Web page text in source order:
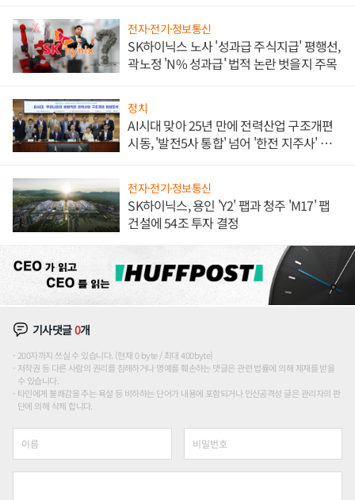
전자·전기·정보통신
SK하이닉스 노사 '성과급 주식지급' 평행선,
곽노정 'N% 성과급' 법적 논란 벗을지 주목
정치
AI시대 맞아 25년 만에 전력산업 구조개편
시동, '발전5사 통합' 넘어 '한전 지주사' 재편
전자·전기·정보통신
SK하이닉스, 용인 'Y2' 팹과 청주 'M17' 팹
건설에 54조 투자 결정
기사댓글0개
200자까지 쓰실 수 있습니다. (현재 0 byte / 최대 400byte)
저작권 등 다른 사람의 권리를 침해하거나 명예를 훼손하는 댓글은 관련 법률에 의해 제재를 받을
수 있습니다.
타인에게 불쾌감을 주는 욕설 등 비하하는 단어가 내용에 포함되거나 인신공격성 글은 관리자의 판
단에 의해 삭제 합니다.